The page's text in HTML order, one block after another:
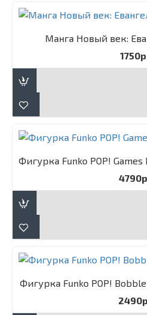
Манга Новый век:
Фигурка Funko POP!